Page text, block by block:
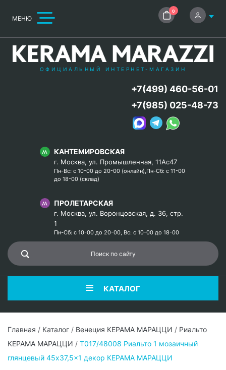
МЕНЮ
0
ОФИЦИАЛЬНЫЙ ИНТЕРНЕТ-МАГАЗИН
КАНТЕМИРОВСКАЯ
г. Москва, ул. Промышленная, 11Ас47
Пн-Вс: с 10-00 до 20-00 (онлайн),Пн-Сб: с 11-00
до 18-00 (склад)
ПРОЛЕТАРСКАЯ
г. Москва, ул. Воронцовская, д. 36, стр.
1
Пн-Сб: с 10-00 до 20-00, Вс: с 10-00 до 18-00
+7(499) 460-56-01
+7(985) 025-48-73
КАТАЛОГ
Главная / Каталог / Венеция КЕРАМА МАРАЦЦИ / Риальто
КЕРАМА МАРАЦЦИ / T017/48008 Риальто 1 мозаичный
глянцевый 45x37,5x1 декор КЕРАМА МАРАЦЦИ